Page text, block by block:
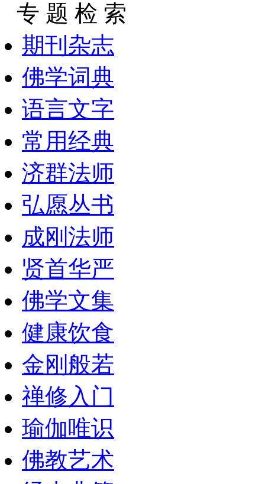
专 题 检 索
期刊杂志
佛学词典
语言文字
常用经典
济群法师
弘愿丛书
成刚法师
贤首华严
佛学文集
健康饮食
金刚般若
禅修入门
瑜伽唯识
佛教艺术